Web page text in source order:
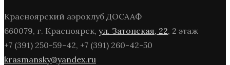
Красноярский аэроклуб ДОСААФ
660079, г. Красноярск, ул. Затонская, 22, 2 этаж
+7 (391) 250-59-42, +7 (391) 260-42-50
krasmansky@yandex.ru